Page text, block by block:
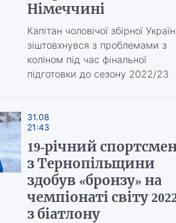
Німеччині
Капітан чоловічої збірної
зіштовхнувся з проблемами з
коліном під час фінальної
підготовки до сезону 2022/23
31.08
21:43
19-річний
з Тернопільщини
здобув «бронзу» на
чемпіонаті світу
з біатлону